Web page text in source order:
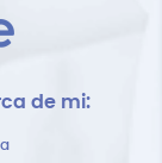
de mi: